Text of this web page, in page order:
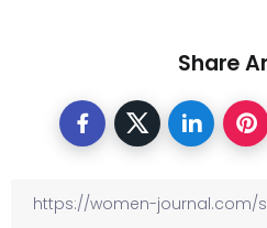
Share